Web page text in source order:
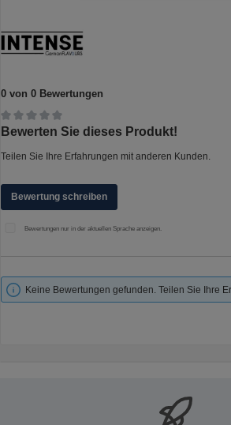
0 von 0 Bewertungen
Durchschnittliche Bewertung von 0 von 5 Sternen
Bewerten Sie dieses Produkt!
Teilen Sie Ihre Erfahrungen mit anderen Kunden.
Bewertung schreiben
Bewertungen nur in der aktuellen Sprache anzeigen.
Keine Bewertungen gefunden. Teilen Sie Ihre